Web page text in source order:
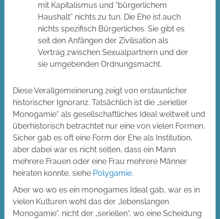
mit Kapitalismus und “bürgerlichem
Haushalt” nichts zu tun. Die Ehe ist auch
nichts spezifisch Bürgerliches. Sie gibt es
seit den Anfängen der Zivilisation als
Vertrag zwischen Sexualpartnern und der
sie umgebenden Ordnungsmacht.
Diese Verallgemeinerung zeigt von erstaunlicher
historischer Ignoranz. Tatsächlich ist die „serieller
Monogamie“ als gesellschaftliches Ideal weltweit und
überhistorisch betrachtet nur eine von vielen Formen.
Sicher gab es oft eine Form der Ehe als Institution,
aber dabei war es nicht selten, dass ein Mann
mehrere Frauen oder eine Frau mehrere Männer
heiraten konnte, siehe Polygamie.
Aber wo wo es ein monogames Ideal gab, war es in
vielen Kulturen wohl das der „lebenslangen
Monogamie“, nicht der „seriellen“, wo eine Scheidung